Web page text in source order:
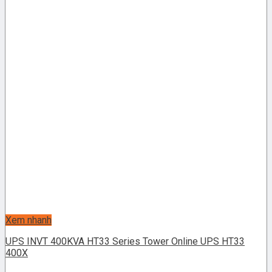
Xem nhanh
UPS INVT 400KVA HT33 Series Tower Online UPS HT33
400X